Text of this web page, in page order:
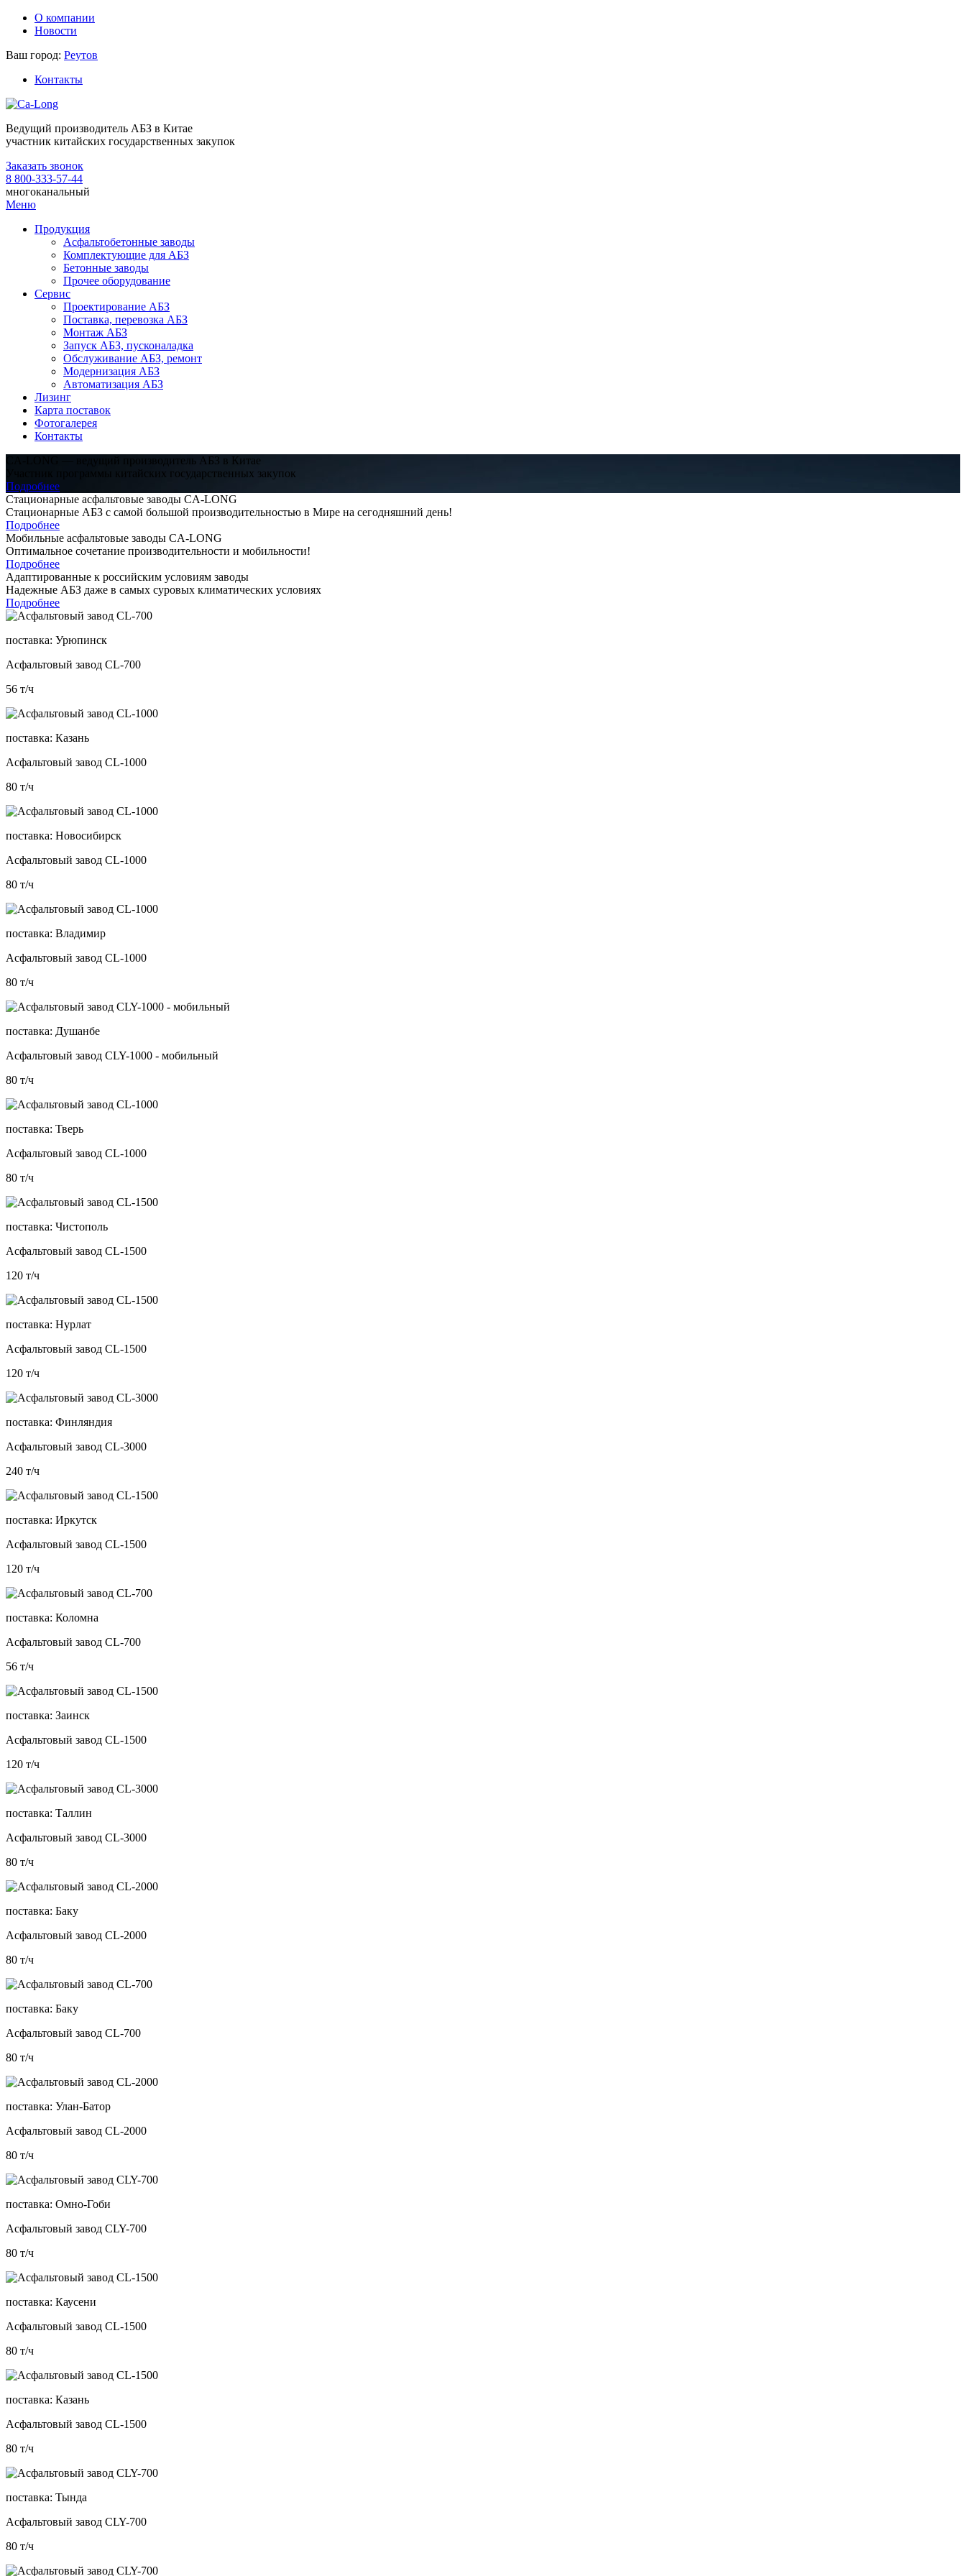
О компании
Новости
Ваш город: Реутов
Контакты
Ведущий производитель АБЗ в Китае
участник китайских государственных закупок
Заказать звонок
8 800-333-57-44
многоканальный
Меню
Продукция
Асфальтобетонные заводы
Комплектующие для АБЗ
Бетонные заводы
Прочее оборудование
Сервис
Проектирование АБЗ
Поставка, перевозка АБЗ
Монтаж АБЗ
Запуск АБЗ, пусконаладка
Обслуживание АБЗ, ремонт
Модернизация АБЗ
Автоматизация АБЗ
Лизинг
Карта поставок
Фотогалерея
Контакты
ведущий производитель АБЗ в Китае
Участник программы китайских государственных закупок
Подробнее
Стационарные асфальтовые заводы CA-LONG
Стационарные АБЗ с самой большой производительностью в Мире на сегодняшний день!
Подробнее
Мобильные асфальтовые заводы CA-LONG
Оптимальное сочетание производительности и мобильности!
Подробнее
Адаптированные к российским условиям заводы
Надежные АБЗ даже в самых суровых климатических условиях
Подробнее
поставка: Урюпинск
Асфальтовый завод CL-700
56 т/ч
поставка: Казань
Асфальтовый завод CL-1000
80 т/ч
поставка: Новосибирск
Асфальтовый завод CL-1000
80 т/ч
поставка: Владимир
Асфальтовый завод CL-1000
80 т/ч
поставка: Душанбе
Асфальтовый завод CLY-1000 - мобильный
80 т/ч
поставка: Тверь
Асфальтовый завод CL-1000
80 т/ч
поставка: Чистополь
Асфальтовый завод CL-1500
120 т/ч
поставка: Нурлат
Асфальтовый завод CL-1500
120 т/ч
поставка: Финляндия
Асфальтовый завод CL-3000
240 т/ч
поставка: Иркутск
Асфальтовый завод CL-1500
120 т/ч
поставка: Коломна
Асфальтовый завод CL-700
56 т/ч
поставка: Заинск
Асфальтовый завод CL-1500
120 т/ч
поставка: Таллин
Асфальтовый завод CL-3000
80 т/ч
поставка: Баку
Асфальтовый завод CL-2000
80 т/ч
поставка: Баку
Асфальтовый завод CL-700
80 т/ч
поставка: Улан-Батор
Асфальтовый завод CL-2000
80 т/ч
поставка: Омно-Гоби
Асфальтовый завод CLY-700
80 т/ч
поставка: Каусени
Асфальтовый завод CL-1500
80 т/ч
поставка: Казань
Асфальтовый завод CL-1500
80 т/ч
поставка: Тында
Асфальтовый завод CLY-700
80 т/ч